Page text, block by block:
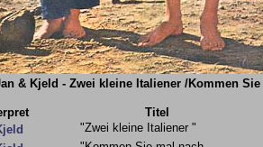
& Kjeld - Zwei kleine Italiener /Kommen
Titel
"Zwei kleine Italiener "